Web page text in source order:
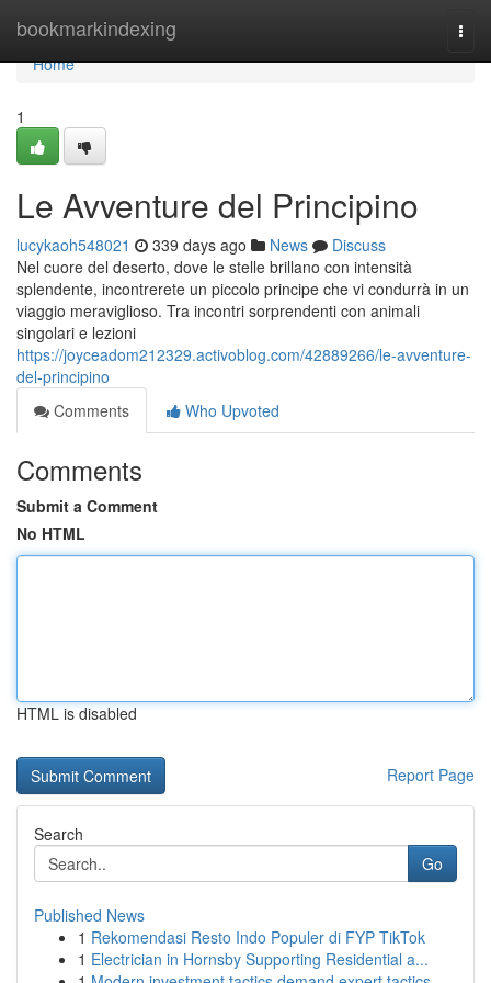
bookmarkindexing
Home
Home
1
Le Avventure del Principino
lucykaoh548021 339 days ago News
Discuss
Nel cuore del deserto, dove le stelle brillano con intensità
splendente, incontrerete un piccolo principe che vi condurrà in un
viaggio meraviglioso. Tra incontri sorprendenti con animali
singolari e lezioni
https://joyceadom212329.activoblog.com/42889266/le-avventure-
del-principino
Comments
Who Upvoted
Comments
Submit a Comment
No HTML
HTML is disabled
Report Page
Search
Go
Published News
1 Rekomendasi Resto Indo Populer di FYP TikTok
1 Electrician in Hornsby Supporting Residential a...